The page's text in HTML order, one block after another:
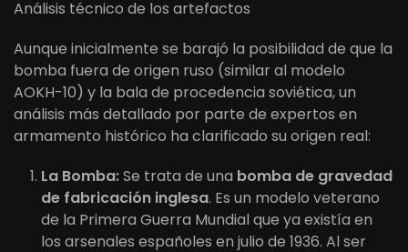
Análisis técnico de los artefactos
Aunque inicialmente se barajó la posibilidad de que la
bomba fuera de origen ruso (similar al modelo
AOKH-10) y la bala de procedencia soviética, un
análisis más detallado por parte de expertos en
armamento histórico ha clarificado su origen real:
La Bomba:Se trata de una bomba de gravedad
de fabricación inglesa. Es un modelo veterano
de la Primera Guerra Mundial que ya existía en
los arsenales españoles en julio de 1936. Al ser